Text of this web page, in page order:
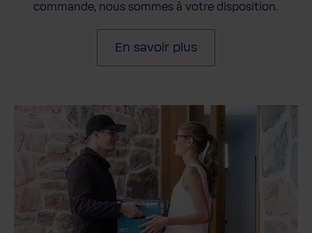
commande, nous sommes à votre disposition.
En savoir plus